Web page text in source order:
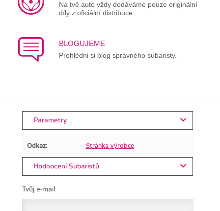
Na tvé auto vždy dodáváme pouze originální
díly z oficiální distribuce.
BLOGUJEME
Prohlédni si blog správného subaristy.
Parametry
Odkaz: Stránka výrobce
Hodnocení Subaristů
Tvůj e-mail